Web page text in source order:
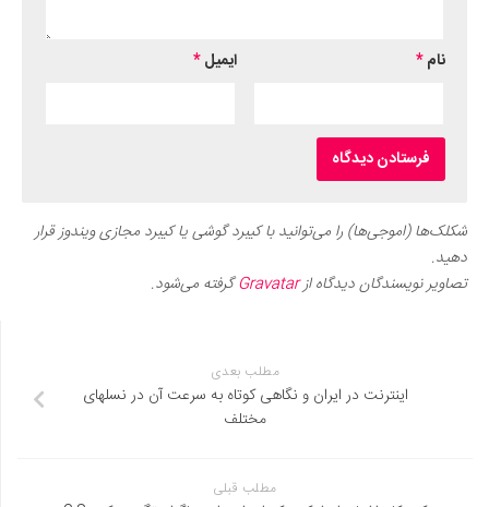
نام* ایمیل*
شکلک‌ها (اموجی‌ها) را می‌توانید با کیبرد گوشی یا کیبرد مجازی ویندوز قرار
دهید.
تصاویر نویسندگان دیدگاه ازGravatarگرفته می‌شود.
مطلب بعدی
اینترنت در ایران و نگاهی کوتاه به سرعت آن در نسل‎های
مختلف
مطلب قبلی